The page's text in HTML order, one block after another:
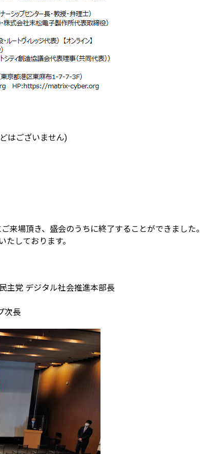
はございません)
来場頂き、盛会のうちに終了することができました。
しております。
主党 デジタル社会推進本部長
次長